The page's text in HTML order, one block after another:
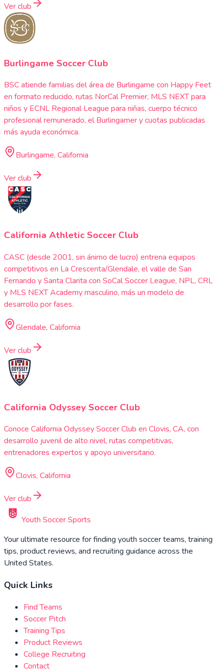
Ver club
Burlingame Soccer Club
BSC atiende familias del área de Burlingame con Happy Feet
en formato reducido, rutas NorCal Premier, MLS NEXT para
niños y ECNL Regional League para niñas, cuerpo técnico
profesional remunerado, el Burlingamer y cuotas publicadas
más ayuda económica.
Burlingame, California
Ver club
California Athletic Soccer Club
CASC (desde 2001, sin ánimo de lucro) entrena equipos
competitivos en La Crescenta/Glendale, el valle de San
Fernando y Santa Clarita con SoCal Soccer League, NPL, CRL
y MLS NEXT Academy masculino, más un modelo de
desarrollo por fases.
Glendale, California
Ver club
California Odyssey Soccer Club
Conoce California Odyssey Soccer Club en Clovis, CA, con
desarrollo juvenil de alto nivel, rutas competitivas,
entrenadores expertos y apoyo universitario.
Clovis, California
Ver club
Youth Soccer Sports
Your ultimate resource for finding youth soccer teams, training
tips, product reviews, and recruiting guidance across the
United States.
Quick Links
Find Teams
Soccer Pitch
Training Tips
Product Reviews
College Recruiting
Contact